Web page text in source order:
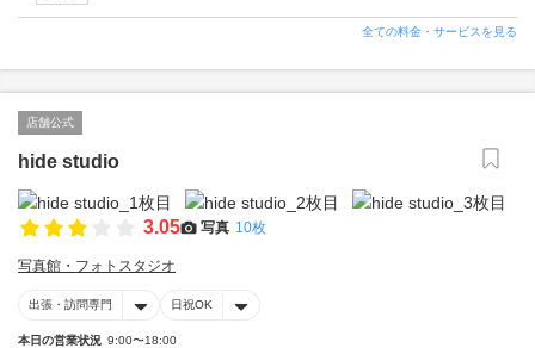
全ての料金・サービスを見る
店舗公式
hide studio
3.05 写真 10枚
写真館・フォトスタジオ
出張・訪問専門 日祝OK
本日の営業状況 9:00〜18:00